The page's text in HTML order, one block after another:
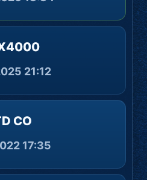
21:12
CO
17:35